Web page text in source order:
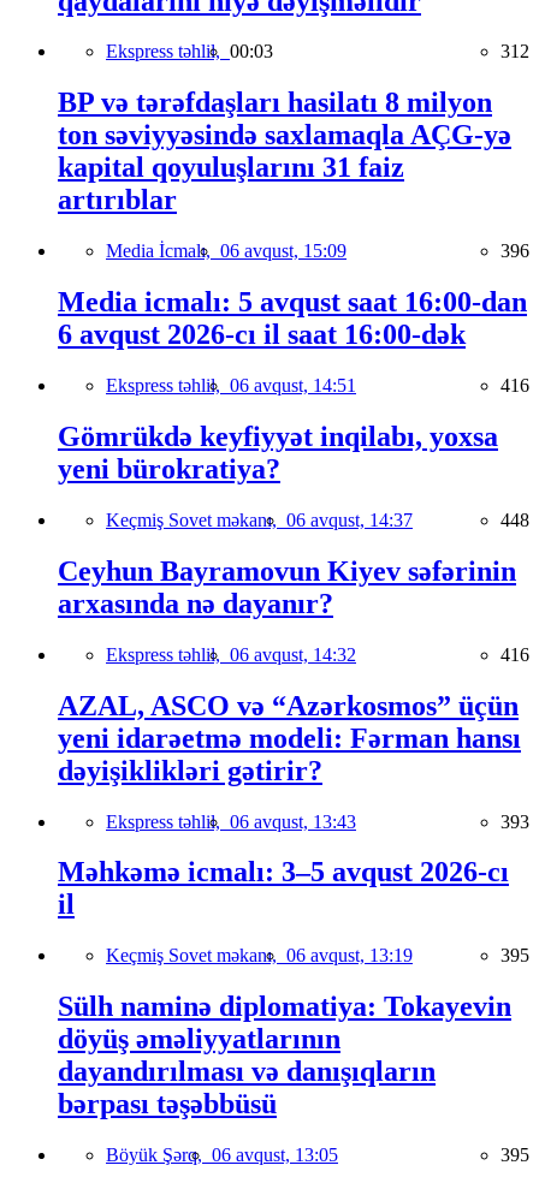
Ekspress təhlil, 00:03 312
BP və tərəfdaşları hasilatı 8 milyon
ton səviyyəsində saxlamaqla AÇG-yə
kapital qoyuluşlarını 31 faiz
artırıblar
Media İcmalı, 06 avqust, 15:09 396
Media icmalı: 5 avqust saat 16:00-dan
6 avqust 2026-cı il saat 16:00-dək
Ekspress təhlil, 06 avqust, 14:51 416
Gömrükdə keyfiyyət inqilabı, yoxsa
yeni bürokratiya?
Keçmiş Sovet məkanı, 06 avqust, 14:37 448
Ceyhun Bayramovun Kiyev səfərinin
arxasında nə dayanır?
Ekspress təhlil, 06 avqust, 14:32 416
AZAL, ASCO və “Azərkosmos” üçün
yeni idarəetmə modeli: Fərman hansı
dəyişiklikləri gətirir?
Ekspress təhlil, 06 avqust, 13:43 393
Məhkəmə icmalı: 3–5 avqust 2026-cı
il
Keçmiş Sovet məkanı, 06 avqust, 13:19 395
Sülh naminə diplomatiya: Tokayevin
döyüş əməliyyatlarının
dayandırılması və danışıqların
bərpası təşəbbüsü
Böyük Şərq, 06 avqust, 13:05 395